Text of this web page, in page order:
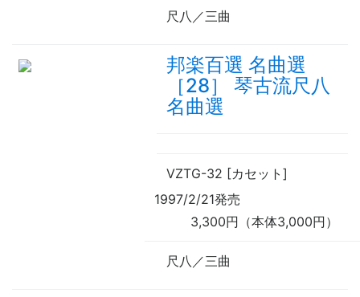
尺八／三曲
邦楽百選 名曲選
［28］ 琴古流尺八
名曲選
VZTG-32 [カセット]
1997/2/21発売
3,300円（本体3,000円）
尺八／三曲